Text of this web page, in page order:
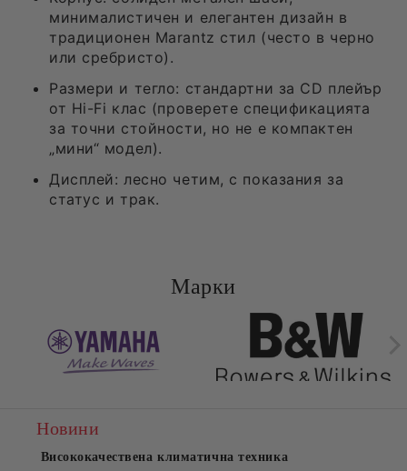
минималистичен и елегантен дизайн в
традиционен Marantz стил (често в черно
или сребристо).
Размери и тегло: стандартни за CD плейър
от Hi-Fi клас (проверете спецификацията
за точни стойности, но не е компактен
„мини“ модел).
Дисплей: лесно четим, с показания за
статус и трак.
Марки
Новини
Висококачествена климатична техника